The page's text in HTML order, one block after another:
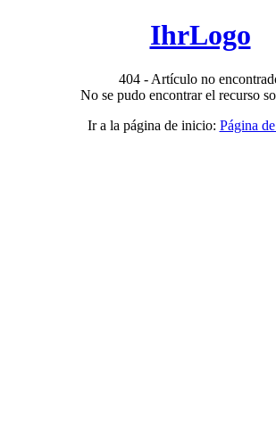
IhrLogo
404 - Artículo no
No se pudo encontrar el recurso
Ir a la página de inicio: Página